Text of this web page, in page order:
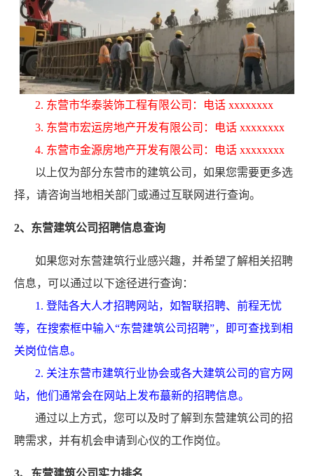
2. 东营市华泰装饰工程有限公司：电话 xxxxxxxx
3. 东营市宏运房地产开发有限公司：电话 xxxxxxxx
4. 东营市金源房地产开发有限公司：电话 xxxxxxxx
以上仅为部分东营市的建筑公司，如果您需要更多选
择，请咨询当地相关部门或通过互联网进行查询。
2、东营建筑公司招聘信息查询
如果您对东营建筑行业感兴趣，并希望了解相关招聘
信息，可以通过以下途径进行查询：
1. 登陆各大人才招聘网站，如智联招聘、前程无忧
等，在搜索框中输入“东营建筑公司招聘”，即可查找到相
关岗位信息。
2. 关注东营市建筑行业协会或各大建筑公司的官方网
站，他们通常会在网站上发布蕞新的招聘信息。
通过以上方式，您可以及时了解到东营建筑公司的招
聘需求，并有机会申请到心仪的工作岗位。